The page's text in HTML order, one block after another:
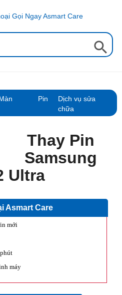
Search Button
Pin
Dịch vụ sửa
chữa
Thay Pin
Samsung
Ultra
Asmart Care
mới
máy